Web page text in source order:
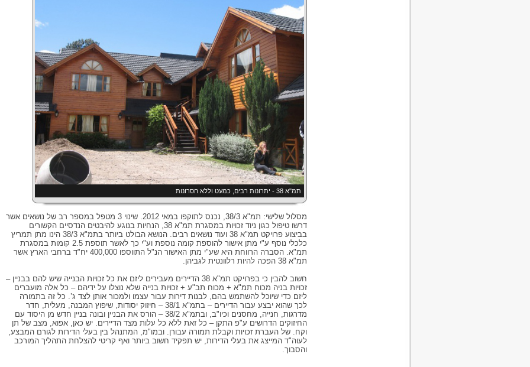
תמ"א 38 - יתרונות רבים, כמעט וללא חסרונות
מסלול שלישי: תמ"א 38/3, נכנס לתוקפו במאי 2012. שינוי 3 מטפל במספר רב של נושאים אשר
דרשו טיפול כגון ניוד זכויות במסגרת תמ"א 38, הנחיות בנוגע להיבטים הנדסיים הקשורים
בביצוע פרויקט תמ"א 38 ועוד נושאים רבים. הנושא הבולט ביותר בתמ"א 38/3 הינו מתן תמריץ
כלכלי נוסף ע"י מתן אישור להוספת קומה נוספת וע"י כך לאשר תוספת 2.5 קומות במסגרת
תמ"א. הסברה הרווחת היא שע"י מתן האישור הנ"ל התווספו 400,000 יח"ד ברחבי הארץ אשר
תמ"א 38 הפכה להיות רלוונטית לגביהן.
חשוב להבין כי בפרויקט תמ"א 38 הדיירים מעבירים ליזם את כל זכויות הבנייה שיש להם בבניין –
זכויות בניה מכוח תמ"א + מכוח תב"ע + זכויות בנייה שלא נוצלו על ידיהם – כל אלה מועברים
ליזם כדי שיוכל להשתמש בהם, לבנות דירות עבור עצמו ולמכור אותן לצד ג’. כל זה בתמורה
לכך שהוא יבצע עבור הדיירים – בתמ"א 38/1 – חיזוק יסודות, שיפוץ המבנה, מעלית, חדר
מדרגות, חנייה, מחסנים וכיו"ב, ובתמ"א 38/2 – הורס את הבניין ובונה בניין חדש מן היסוד עם
החיזוקים הדרושים ע"פ התקן – כל זאת ללא כל עלות מצד הדיירים. יש כאן, אפוא, מצב של תן
וקח. של העברת זכויות וקבלת תמורה עבורן. ובמו"מ, המתנהל בין בעלי הדירות לגורם המבצע,
לעוה"ד המייצג את בעלי הדירות, יש תפקיד חשוב ביותר ואף קריטי להצלחת התהליך המורכב
והסבוך.